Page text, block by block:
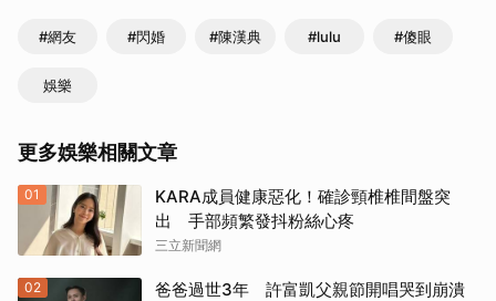
#網友 #閃婚 #陳漢典 #lulu #傻眼
娛樂
更多娛樂相關文章
01
KARA成員健康惡化！確診頸椎椎間盤突
出 手部頻繁發抖粉絲心疼
三立新聞網
02
爸爸過世3年 許富凱父親節開唱哭到崩潰